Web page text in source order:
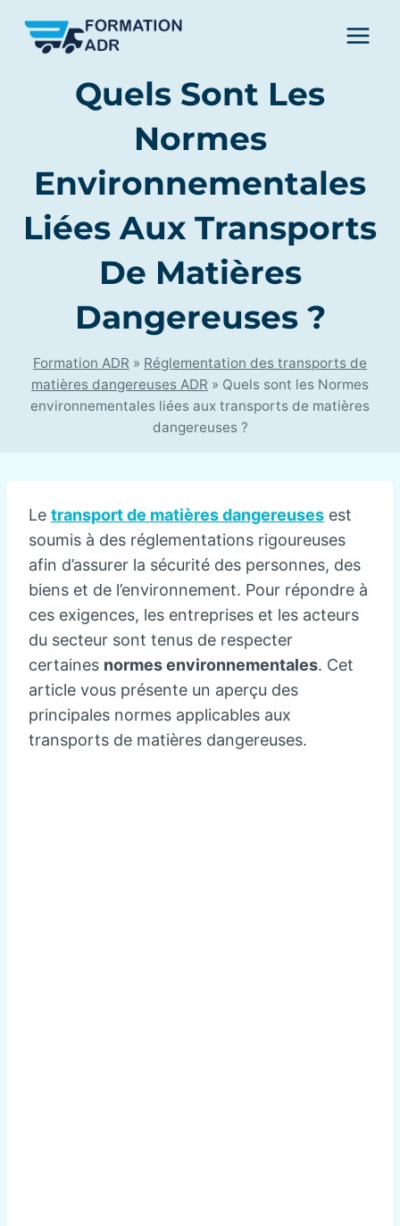
Quels Sont Les
Normes
Environnementales
Liées Aux Transports
De Matières
Dangereuses ?
Formation ADR » Réglementation des transports de
matières dangereuses ADR » Quels sont les Normes
environnementales liées aux transports de matières
dangereuses ?
Le transport de matières dangereuses est
soumis à des réglementations rigoureuses
afin d’assurer la sécurité des personnes, des
biens et de l’environnement. Pour répondre à
ces exigences, les entreprises et les acteurs
du secteur sont tenus de respecter
certaines normes environnementales. Cet
article vous présente un aperçu des
principales normes applicables aux
transports de matières dangereuses.